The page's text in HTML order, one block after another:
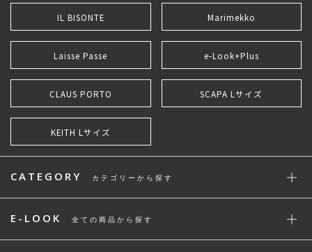
IL BISONTE Marimekko
Laisse Passe e-Look+Plus
CLAUS PORTO SCAPA Lサイズ
KEITH Lサイズ
CATEGORY カテゴリーから探す
E-LOOK 全ての商品から探す